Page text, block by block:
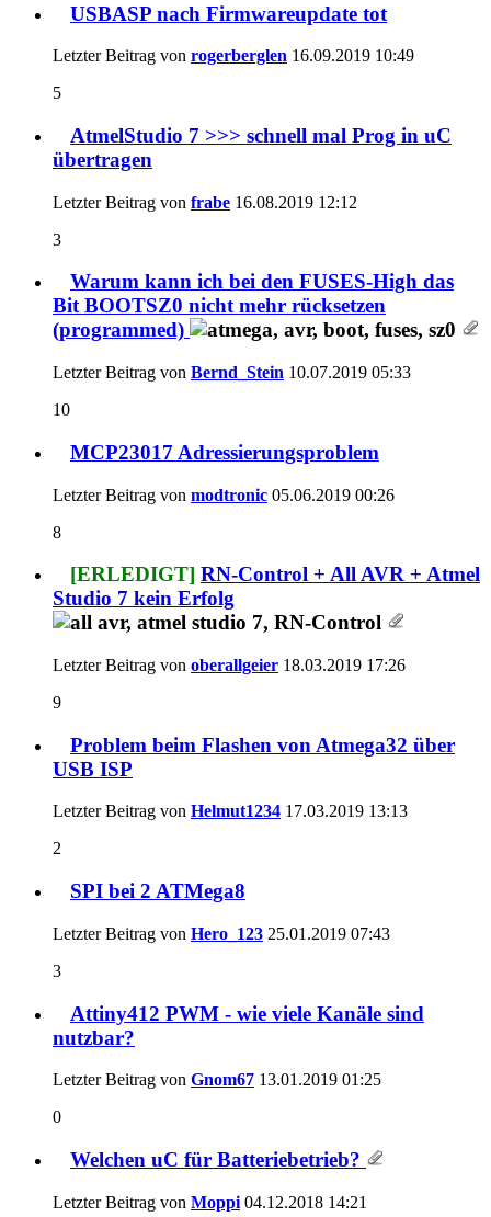
USBASP nach Firmwareupdate tot
Letzter Beitrag von rogerberglen 16.09.2019 10:49
5
AtmelStudio 7 >>> schnell mal Prog in uC
übertragen
Letzter Beitrag von frabe 16.08.2019 12:12
3
Warum kann ich bei den FUSES-High das
Bit BOOTSZ0 nicht mehr rücksetzen
(programmed)
Letzter Beitrag von Bernd_Stein 10.07.2019 05:33
10
MCP23017 Adressierungsproblem
Letzter Beitrag von modtronic 05.06.2019 00:26
8
[ERLEDIGT] RN-Control + All AVR + Atmel
Studio 7 kein Erfolg
Letzter Beitrag von oberallgeier 18.03.2019 17:26
9
Problem beim Flashen von Atmega32 über
USB ISP
Letzter Beitrag von Helmut1234 17.03.2019 13:13
2
SPI bei 2 ATMega8
Letzter Beitrag von Hero_123 25.01.2019 07:43
3
Attiny412 PWM - wie viele Kanäle sind
nutzbar?
Letzter Beitrag von Gnom67 13.01.2019 01:25
0
Welchen uC für Batteriebetrieb?
Letzter Beitrag von Moppi 04.12.2018 14:21